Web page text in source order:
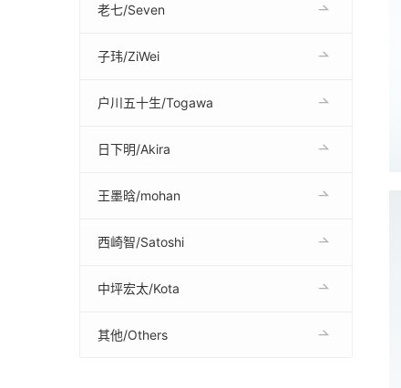
老七/Seven
子玮/ZiWei
户川五十生/Togawa
日下明/Akira
王墨晗/mohan
西崎智/Satoshi
中坪宏太/Kota
其他/Others